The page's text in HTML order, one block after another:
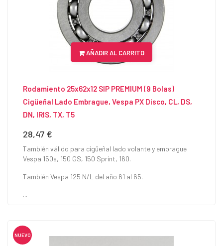
AÑADIR AL CARRITO
Rodamiento 25x62x12 SIP PREMIUM (9 Bolas)
Cigüeñal Lado Embrague, Vespa PX Disco, CL, DS,
DN, IRIS, TX, T5
Precio
28,47 €
También válido para cigüeñal lado volante y embrague
Vespa 150s, 150 GS, 150 Sprint, 160.
También Vespa 125 N/L del año 61 al 65.
...
NUEVO